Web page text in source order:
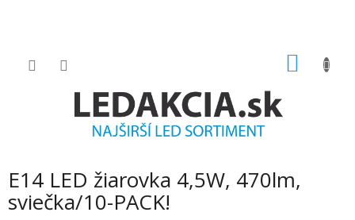
E14 LED žiarovka 4,5W, 470lm,
sviečka/10-PACK!